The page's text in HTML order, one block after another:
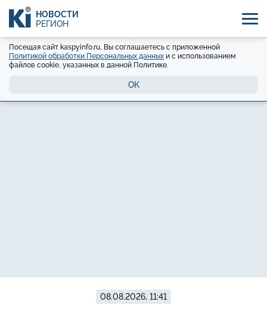
НОВОСТИ
РЕГИОН
Посещая сайт kaspyinfo.ru, Вы соглашаетесь с приложенной
Политикой обработки Персональных данных и с использованием
файлов cookie, указанных в данной Политике.
OK
08.08.2026, 11:41